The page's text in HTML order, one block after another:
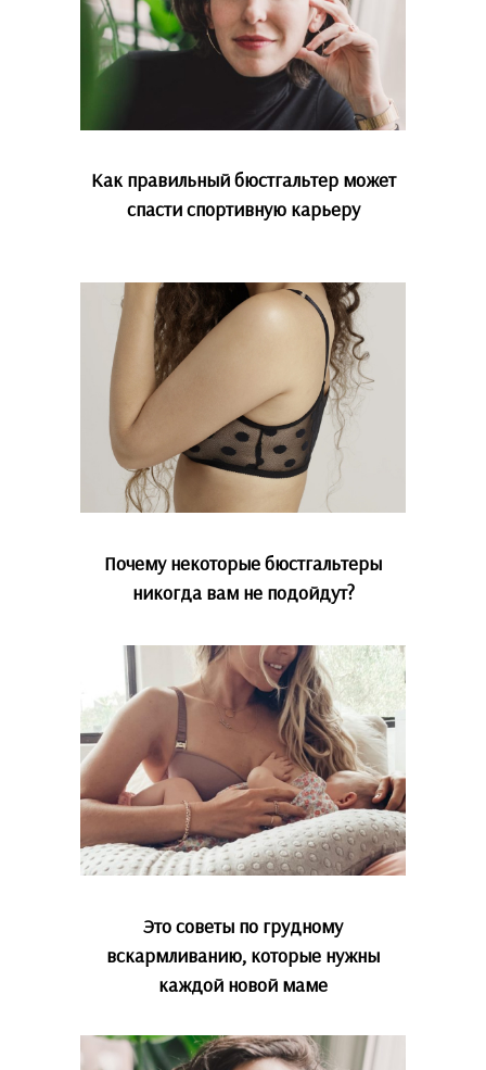
Как правильный бюстгальтер может
спасти спортивную карьеру
Почему некоторые бюстгальтеры
никогда вам не подойдут?
Это советы по грудному
вскармливанию, которые нужны
каждой новой маме